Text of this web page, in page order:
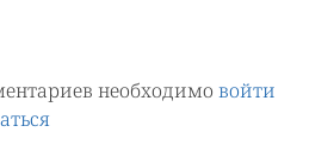
необходимо войти